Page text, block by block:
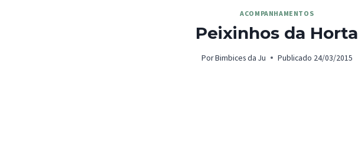
ACOMPANHAMENTOS
Peixinhos da Horta
Por Bimbices da Ju Publicado 24/03/2015